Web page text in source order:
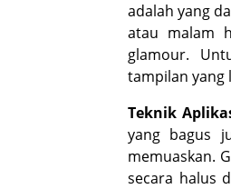
adalah yang
atau malam
glamour.
tampilan yang
Teknik
yang bagus
memuaskan.
secara halus